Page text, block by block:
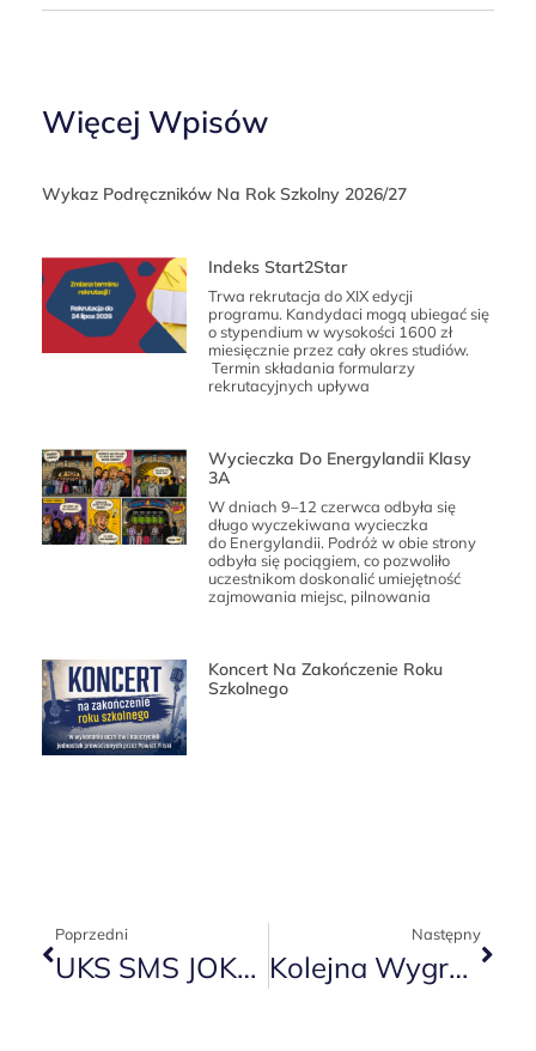
Więcej Wpisów
Wykaz Podręczników Na Rok Szkolny 2026/27
Indeks Start2Star
Trwa rekrutacja do XIX edycji
programu. Kandydaci mogą ubiegać się
o stypendium w wysokości 1600 zł
miesięcznie przez cały okres studiów.
Termin składania formularzy
rekrutacyjnych upływa
Wycieczka Do Energylandii Klasy
3A
W dniach 9–12 czerwca odbyła się
długo wyczekiwana wycieczka
do Energylandii. Podróż w obie strony
odbyła się pociągiem, co pozwoliło
uczestnikom doskonalić umiejętność
zajmowania miejsc, pilnowania
Koncert Na Zakończenie Roku
Szkolnego
Poprzedni
UKS SMS JOKER PIŁA Vs MUKS KANGUR NOWY TOMYŚL
Następny
Kolejna Wygrana Naszych Kadetów!